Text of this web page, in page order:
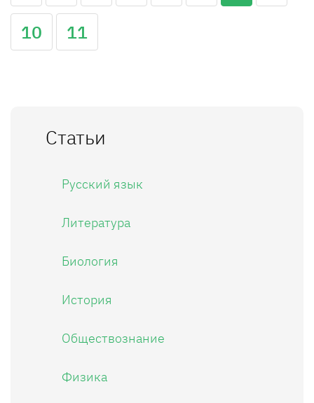
10
11
Статьи
Русский язык
Литература
Биология
История
Обществознание
Физика